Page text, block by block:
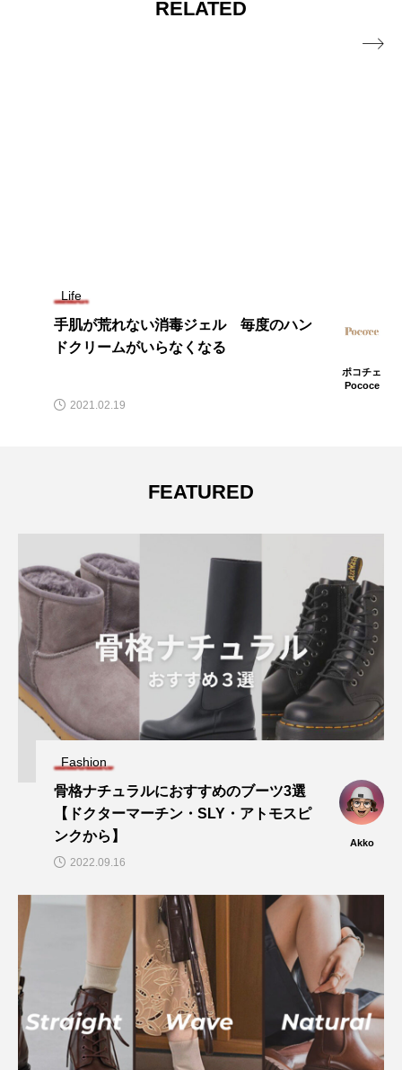
RELATED
Life
手肌が荒れない消毒ジェル 毎度のハン
ドクリームがいらなくなる
ポコチェ
Pococe
2021.02.19

FEATURED
Fashion
骨格ナチュラルにおすすめのブーツ3選
【ドクターマーチン・SLY・アトモスピ
ンクから】
Akko
2022.09.16